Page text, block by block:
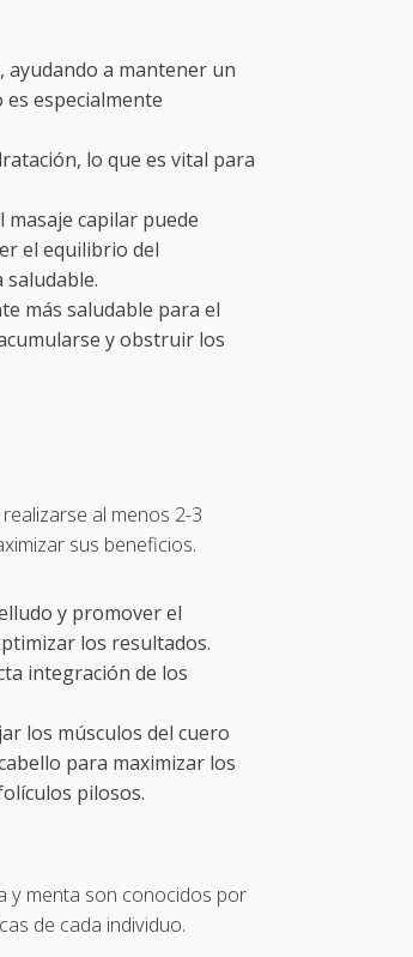
ayudando a mantener un
especialmente
lo que es vital para
masaje capilar puede
el equilibrio del
más saludable para el
y obstruir los
al menos 2-3
sus beneficios.
y promover el
los resultados.
integración de los
los músculos del cuero
para maximizar los
pilosos.
y menta son conocidos por
de cada individuo.